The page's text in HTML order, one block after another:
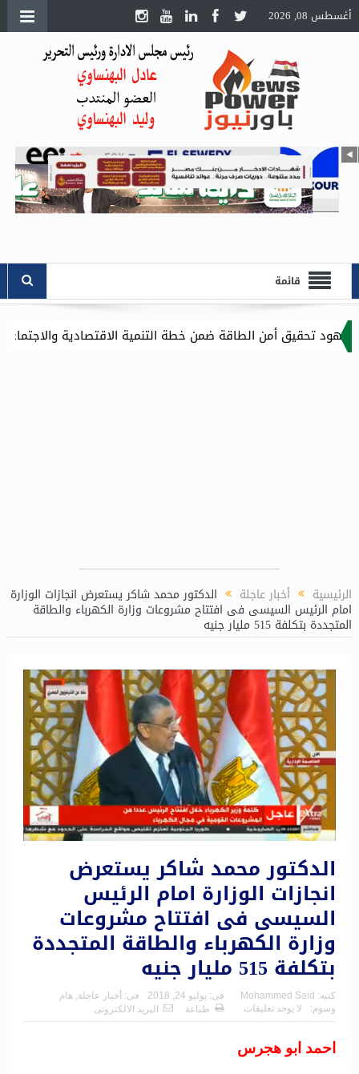
أغسطس 08, 2026
قائمة
ضمن خطة التنمية الاقتصادية والاجتماعية للعام المالي ٢٠٢٧/٢٠٢٦
الرئيسية أخبار عاجلة الدكتور محمد شاكر يستعرض انجازات الوزارة
امام الرئيس السيسى فى افتتاح مشروعات وزارة الكهرباء والطاقة
المتجددة بتكلفة 515 مليار جنيه
الدكتور محمد شاكر يستعرض
انجازات الوزارة امام الرئيس
السيسى فى افتتاح مشروعات
وزارة الكهرباء والطاقة المتجددة
بتكلفة 515 مليار جنيه
كتبه: Mohammed Said فى: يوليو 24, 2018 فى: أخبار عاجلة, هام
وسوم:
لا يوجد تعليقات طباعة البريد الالكترونى
احمد ابو هجرس